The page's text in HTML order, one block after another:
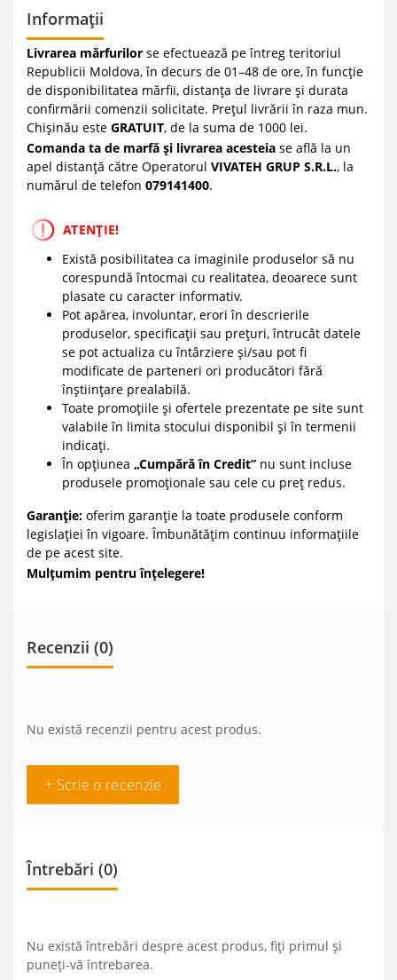
Informații
Livrarea mărfurilor se efectuează pe întreg teritoriul
Republicii Moldova, în decurs de 01–48 de ore, în funcție
de disponibilitatea mărfii, distanța de livrare și durata
confirmării comenzii solicitate. Prețul livrării în raza mun.
Chișinău este GRATUIT, de la suma de 1000 lei.
Comanda ta de marfă și livrarea acesteia se află la un
apel distanță către Operatorul VIVATEH GRUP S.R.L., la
numărul de telefon 079141400.
ATENȚIE!
Există posibilitatea ca imaginile produselor să nu
corespundă întocmai cu realitatea, deoarece sunt
plasate cu caracter informativ.
Pot apărea, involuntar, erori în descrierile
produselor, specificații sau prețuri, întrucât datele
se pot actualiza cu întârziere și/sau pot fi
modificate de parteneri ori producători fără
înștiințare prealabilă.
Toate promoțiile și ofertele prezentate pe site sunt
valabile în limita stocului disponibil și în termenii
indicați.
În opțiunea „Cumpără în Credit” nu sunt incluse
produsele promoționale sau cele cu preț redus.
Garanție: oferim garanție la toate produsele conform
legislației în vigoare. Îmbunătățim continuu informațiile
de pe acest site.
Mulțumim pentru înțelegere!
Recenzii (0)
Nu există recenzii pentru acest produs.
+ Scrie o recenzie
Întrebări (0)
Nu există întrebări despre acest produs, fiți primul și
puneți-vă întrebarea.